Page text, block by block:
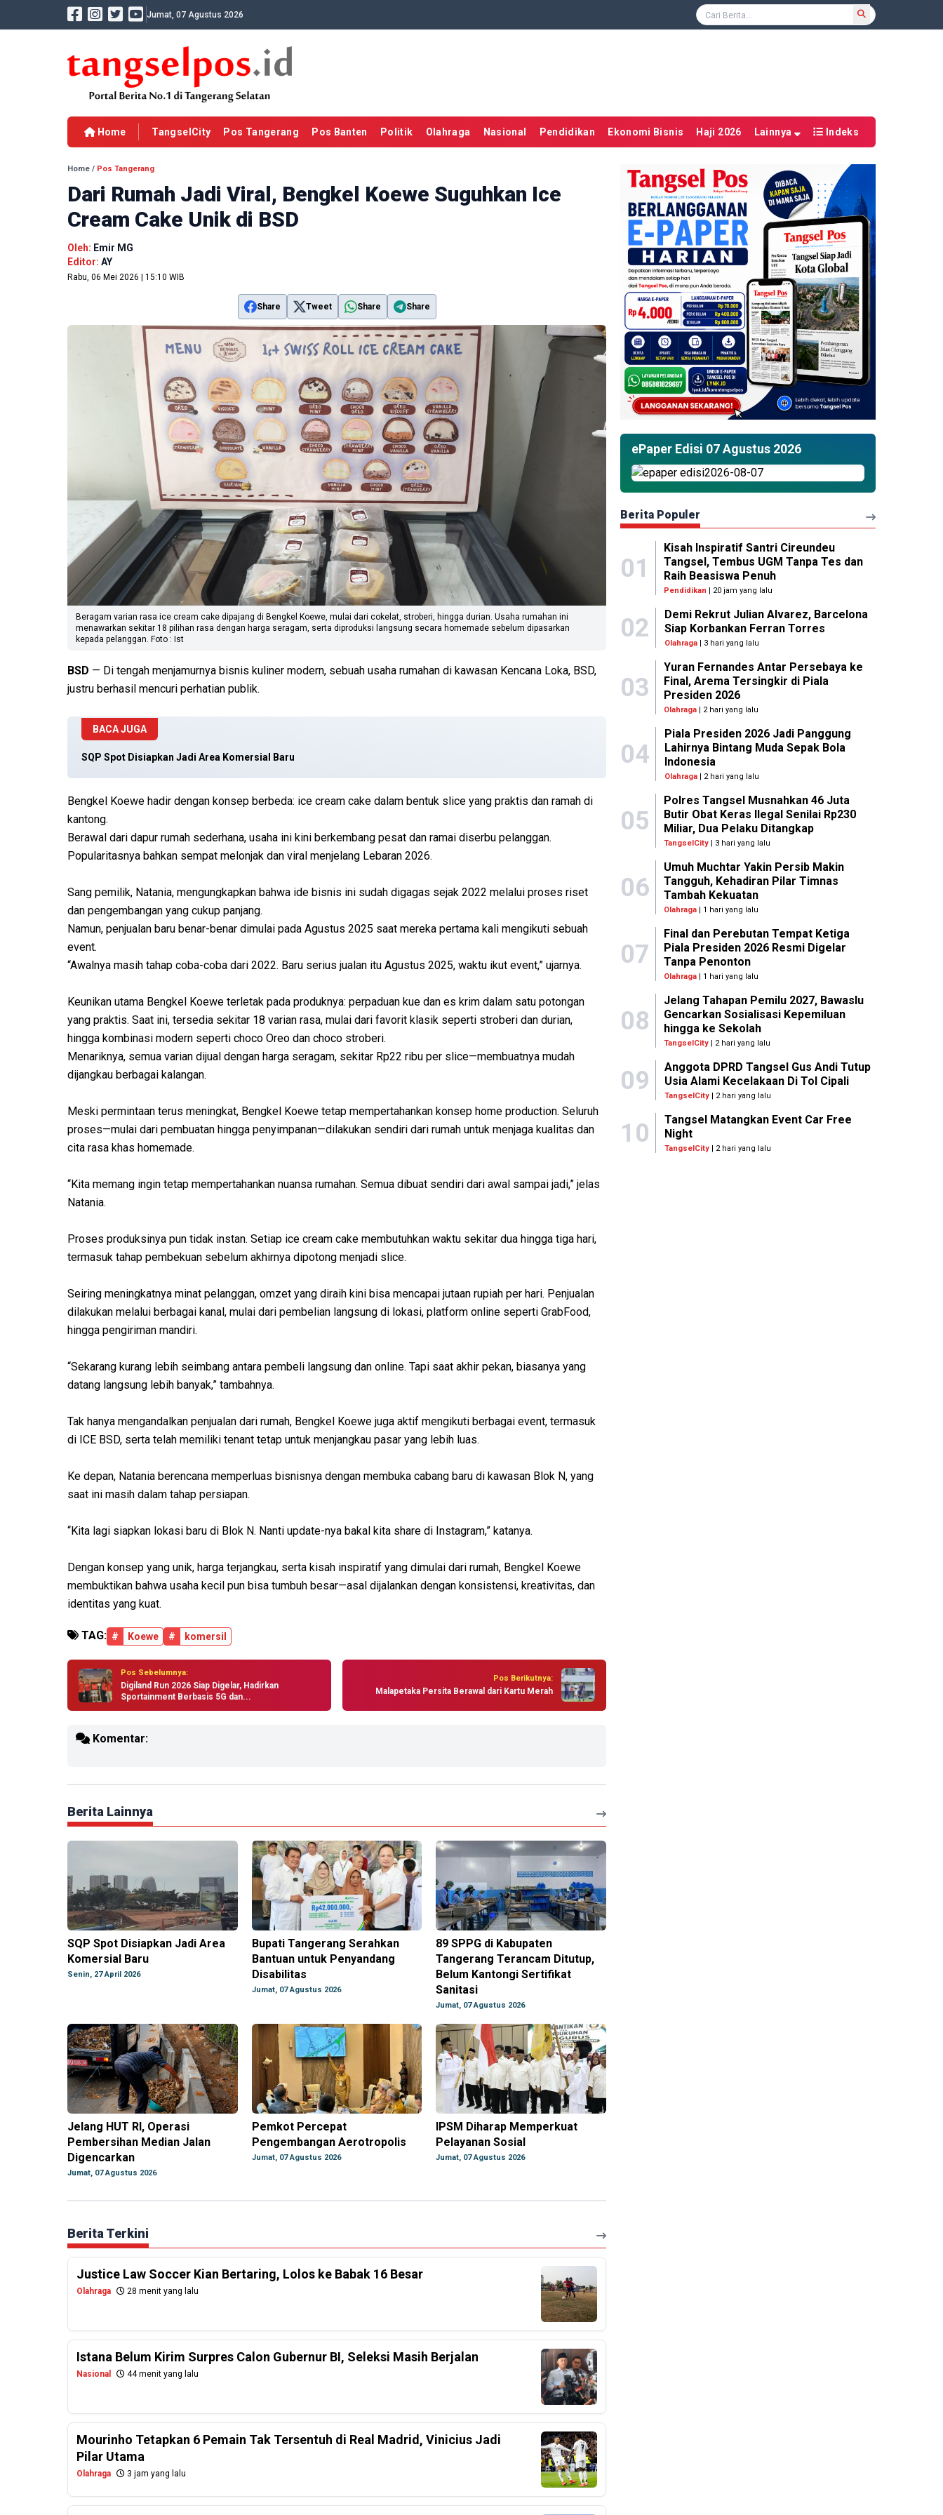
Jumat, 07 Agustus 2026
Home TangselCity Pos Tangerang Pos Banten Politik Olahraga Nasional Pendidikan Ekonomi Bisnis Haji 2026 Lainnya Indeks
Home / Pos Tangerang
Dari Rumah Jadi Viral, Bengkel Koewe Suguhkan Ice
Cream Cake Unik di BSD
Oleh: Emir MG
Editor: AY
Rabu, 06 Mei 2026 | 15:10 WIB
Share Tweet Share Share
Beragam varian rasa ice cream cake dipajang di Bengkel Koewe, mulai dari cokelat, stroberi, hingga durian. Usaha rumahan ini
menawarkan sekitar 18 pilihan rasa dengan harga seragam, serta diproduksi langsung secara homemade sebelum dipasarkan
kepada pelanggan. Foto : Ist
BSD — Di tengah menjamurnya bisnis kuliner modern, sebuah usaha rumahan di kawasan Kencana Loka, BSD,
justru berhasil mencuri perhatian publik.
BACA JUGA
SQP Spot Disiapkan Jadi Area Komersial Baru
Bengkel Koewe hadir dengan konsep berbeda: ice cream cake dalam bentuk slice yang praktis dan ramah di
kantong.
Berawal dari dapur rumah sederhana, usaha ini kini berkembang pesat dan ramai diserbu pelanggan.
Popularitasnya bahkan sempat melonjak dan viral menjelang Lebaran 2026.
Sang pemilik, Natania, mengungkapkan bahwa ide bisnis ini sudah digagas sejak 2022 melalui proses riset
dan pengembangan yang cukup panjang.
Namun, penjualan baru benar-benar dimulai pada Agustus 2025 saat mereka pertama kali mengikuti sebuah
event.
“Awalnya masih tahap coba-coba dari 2022. Baru serius jualan itu Agustus 2025, waktu ikut event,” ujarnya.
Keunikan utama Bengkel Koewe terletak pada produknya: perpaduan kue dan es krim dalam satu potongan
yang praktis. Saat ini, tersedia sekitar 18 varian rasa, mulai dari favorit klasik seperti stroberi dan durian,
hingga kombinasi modern seperti choco Oreo dan choco stroberi.
Menariknya, semua varian dijual dengan harga seragam, sekitar Rp22 ribu per slice—membuatnya mudah
dijangkau berbagai kalangan.
Meski permintaan terus meningkat, Bengkel Koewe tetap mempertahankan konsep home production. Seluruh
proses—mulai dari pembuatan hingga penyimpanan—dilakukan sendiri dari rumah untuk menjaga kualitas dan
cita rasa khas homemade.
“Kita memang ingin tetap mempertahankan nuansa rumahan. Semua dibuat sendiri dari awal sampai jadi,” jelas
Natania.
Proses produksinya pun tidak instan. Setiap ice cream cake membutuhkan waktu sekitar dua hingga tiga hari,
termasuk tahap pembekuan sebelum akhirnya dipotong menjadi slice.
Seiring meningkatnya minat pelanggan, omzet yang diraih kini bisa mencapai jutaan rupiah per hari. Penjualan
dilakukan melalui berbagai kanal, mulai dari pembelian langsung di lokasi, platform online seperti GrabFood,
hingga pengiriman mandiri.
“Sekarang kurang lebih seimbang antara pembeli langsung dan online. Tapi saat akhir pekan, biasanya yang
datang langsung lebih banyak,” tambahnya.
Tak hanya mengandalkan penjualan dari rumah, Bengkel Koewe juga aktif mengikuti berbagai event, termasuk
di ICE BSD, serta telah memiliki tenant tetap untuk menjangkau pasar yang lebih luas.
Ke depan, Natania berencana memperluas bisnisnya dengan membuka cabang baru di kawasan Blok N, yang
saat ini masih dalam tahap persiapan.
“Kita lagi siapkan lokasi baru di Blok N. Nanti update-nya bakal kita share di Instagram,” katanya.
Dengan konsep yang unik, harga terjangkau, serta kisah inspiratif yang dimulai dari rumah, Bengkel Koewe
membuktikan bahwa usaha kecil pun bisa tumbuh besar—asal dijalankan dengan konsistensi, kreativitas, dan
identitas yang kuat.
TAG: # Koewe # komersil
Pos Sebelumnya:
Digiland Run 2026 Siap Digelar, Hadirkan
Sportainment Berbasis 5G dan...
Pos Berikutnya:
Malapetaka Persita Berawal dari Kartu Merah
Komentar:
Berita Lainnya
SQP Spot Disiapkan Jadi Area
Komersial Baru
Senin, 27 April 2026
Bupati Tangerang Serahkan
Bantuan untuk Penyandang
Disabilitas
Jumat, 07 Agustus 2026
89 SPPG di Kabupaten
Tangerang Terancam Ditutup,
Belum Kantongi Sertifikat
Sanitasi
Jumat, 07 Agustus 2026
Jelang HUT RI, Operasi
Pembersihan Median Jalan
Digencarkan
Jumat, 07 Agustus 2026
Pemkot Percepat
Pengembangan Aerotropolis
Jumat, 07 Agustus 2026
IPSM Diharap Memperkuat
Pelayanan Sosial
Jumat, 07 Agustus 2026
Berita Terkini
Justice Law Soccer Kian Bertaring, Lolos ke Babak 16 Besar
Olahraga 28 menit yang lalu
Istana Belum Kirim Surpres Calon Gubernur BI, Seleksi Masih Berjalan
Nasional 44 menit yang lalu
Mourinho Tetapkan 6 Pemain Tak Tersentuh di Real Madrid, Vinicius Jadi
Pilar Utama
Olahraga 3 jam yang lalu
ePaper Edisi 07 Agustus 2026
Berita Populer
01
Kisah Inspiratif Santri Cireundeu
Tangsel, Tembus UGM Tanpa Tes dan
Raih Beasiswa Penuh
Pendidikan | 20 jam yang lalu
02
Demi Rekrut Julian Alvarez, Barcelona
Siap Korbankan Ferran Torres
Olahraga| 3 hari yang lalu
03
Yuran Fernandes Antar Persebaya ke
Final, Arema Tersingkir di Piala
Presiden 2026
Olahraga | 2 hari yang lalu
04
Piala Presiden 2026 Jadi Panggung
Lahirnya Bintang Muda Sepak Bola
Indonesia
Olahraga| 2 hari yang lalu
05
Polres Tangsel Musnahkan 46 Juta
Butir Obat Keras Ilegal Senilai Rp230
Miliar, Dua Pelaku Ditangkap
TangselCity | 3 hari yang lalu
06
Umuh Muchtar Yakin Persib Makin
Tangguh, Kehadiran Pilar Timnas
Tambah Kekuatan
Olahraga | 1 hari yang lalu
07
Final dan Perebutan Tempat Ketiga
Piala Presiden 2026 Resmi Digelar
Tanpa Penonton
Olahraga | 1 hari yang lalu
08
Jelang Tahapan Pemilu 2027, Bawaslu
Gencarkan Sosialisasi Kepemiluan
hingga ke Sekolah
TangselCity | 2 hari yang lalu
09
Anggota DPRD Tangsel Gus Andi Tutup
Usia Alami Kecelakaan Di Tol Cipali
TangselCity| 2 hari yang lalu
10
Tangsel Matangkan Event Car Free
Night
TangselCity| 2 hari yang lalu